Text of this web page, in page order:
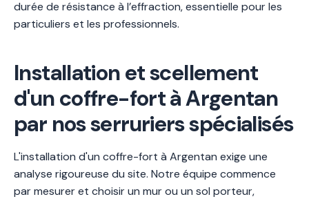
durée de résistance à l’effraction, essentielle pour les
particuliers et les professionnels.
Installation et scellement
d'un coffre-fort à Argentan
par nos serruriers spécialisés
L'installation d'un coffre-fort à Argentan exige une
analyse rigoureuse du site. Notre équipe commence
par mesurer et choisir un mur ou un sol porteur,